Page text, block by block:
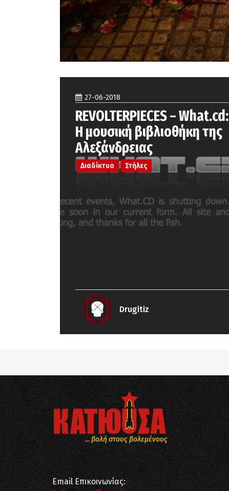
27-06-2018
REVOLTERPIECES – What.cd:
H μουσική βιβλιοθήκη της
Αλεξάνδρειας
Διαδίκτυο Στήλες
Drugitiz
... βολή στους βολεμένους
Email Επικοινωνίας: